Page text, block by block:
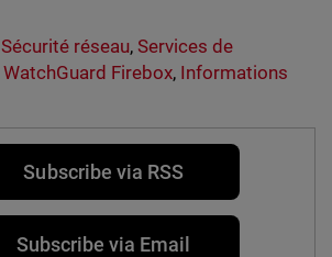
Sécurité réseau,Services de
WatchGuard Firebox, Informations
Subscribe via RSS
Subscribe via Email